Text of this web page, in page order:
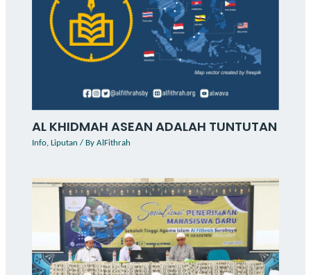
AL KHIDMAH ASEAN ADALAH TUNTUTAN
Info, Liputan / By AlFithrah